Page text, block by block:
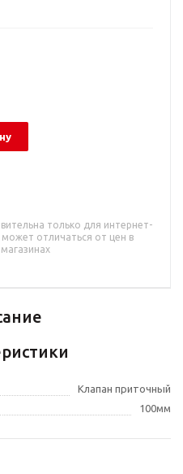
только для интернет-
может отличаться от цен в
Клапан приточный
100мм